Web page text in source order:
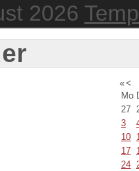
2026
«<
Mo
27
3
10
17
24